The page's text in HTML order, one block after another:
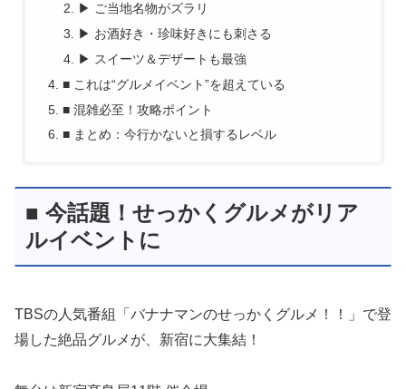
▶ ご当地名物がズラリ
▶ お酒好き・珍味好きにも刺さる
▶ スイーツ＆デザートも最強
■ これは“グルメイベント”を超えている
■ 混雑必至！攻略ポイント
■ まとめ：今行かないと損するレベル
■ 今話題！せっかくグルメがリア
ルイベントに
TBSの人気番組「バナナマンのせっかくグルメ！！」で登
場した絶品グルメが、新宿に大集結！